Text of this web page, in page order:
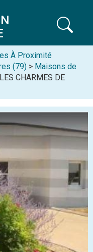
À Proximité
(79) > Maisons de
CHARMES DE